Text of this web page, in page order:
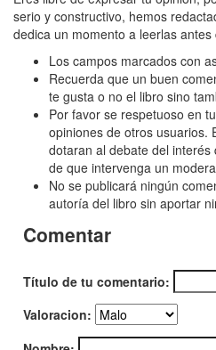
serio y constructivo, hemos
dedica un momento a leerlas
Los campos marcados con
Recuerda que un buen
te gusta o no el libro sino
Por favor se respetuoso en
opiniones de otros usuarios.
dotaran al debate del
de que intervenga un
No se publicará ningún
autoría del libro sin aportar
Comentar
Título de tu comentario:
Valoracion: